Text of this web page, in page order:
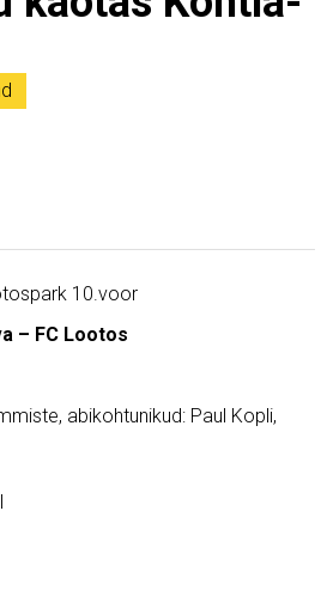
10.voor
– FC Lootos
abikohtunikud: Paul Kopli,